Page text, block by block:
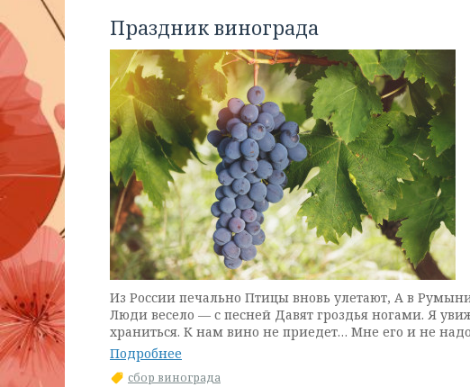
Праздник винограда
Из России печально Птицы вновь улетают, А в
Люди весело — с песней Давят гроздья ногами. Я
храниться. К нам вино не приедет… Мне его и не
Подробнее
сбор винограда